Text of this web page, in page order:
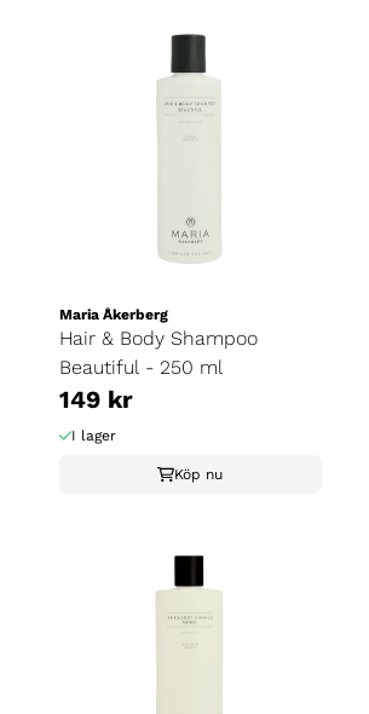
Maria Åkerberg
Hair & Body Shampoo
Beautiful - 250 ml
149 kr
I lager
Köp nu